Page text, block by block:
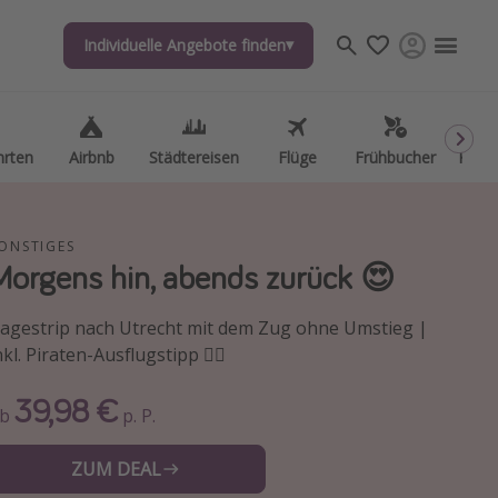
Individuelle Angebote finden
Airbnb Städtereisen Flüge Frühbucher
Individuelle Angebote finden
Airbnb Städtereisen Flüge Frühbucher
hin, abends zurück 😍
nach Utrecht mit dem Zug ohne Umstieg |
Piraten-Ausflugstipp 🏴‍☠️
39,98 € p. P.
ZUM DEAL